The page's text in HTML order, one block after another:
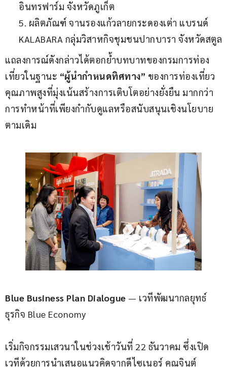
อินทรฟาร์ม จังหวัดภูเก็ต
5. ผลิตภัณฑ์ จานรองแก้วลายกระดองเต่า แบรนด์
KALABARA กลุ่มวิสาหกิจชุมชนปากบารา จังหวัดสตูล
แถลงการณ์ดังกล่าวได้ตอกย้ำบทบาทของกรมการท่อง
เที่ยวในฐานะ “ผู้นำกำหนดทิศทาง” ของการท่องเที่ยว
คุณภาพสูงที่มุ่งเน้นสร้างการเติบโตอย่างยั่งยืน มากกว่า
การทำหน้าที่เพียงกำกับดูแลหรือสนับสนุนเชิงนโยบาย
ตามเดิม
Blue Business Plan Dialogue — เวทีพัฒนากลยุทธ์
ธุรกิจ Blue Economy
เริ่มกิจกรรมเสวนาในช่วงเช้าวันที่ 22 ธันวาคม ซึ่งเปิด
เวทีด้วยการนำเสนอแนวคิดจากดีไซเนอร์ คุณจินต์